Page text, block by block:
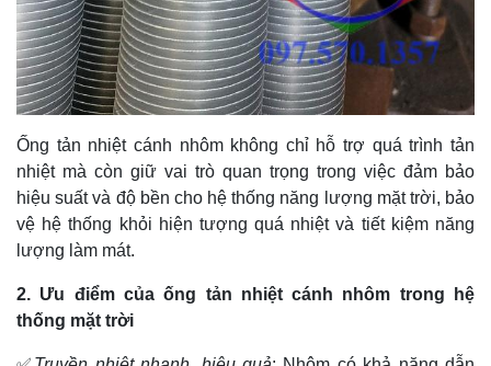
Ống tản nhiệt cánh nhôm không chỉ hỗ trợ quá trình tản
nhiệt mà còn giữ vai trò quan trọng trong việc đảm bảo
hiệu suất và độ bền cho hệ thống năng lượng mặt trời, bảo
vệ hệ thống khỏi hiện tượng quá nhiệt và tiết kiệm năng
lượng làm mát.
2. Ưu điểm của ống tản nhiệt cánh nhôm trong hệ
thống mặt trời